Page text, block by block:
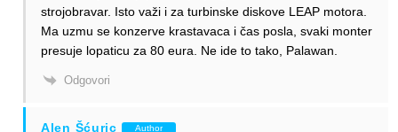
strojobravar. Isto važi i za turbinske diskove LEAP motora.
Ma uzmu se konzerve krastavaca i čas posla, svaki monter
presuje lopaticu za 80 eura. Ne ide to tako, Palawan.
Odgovori
Alen Šćuric Author